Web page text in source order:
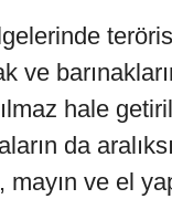
ve
hale
da
ve el